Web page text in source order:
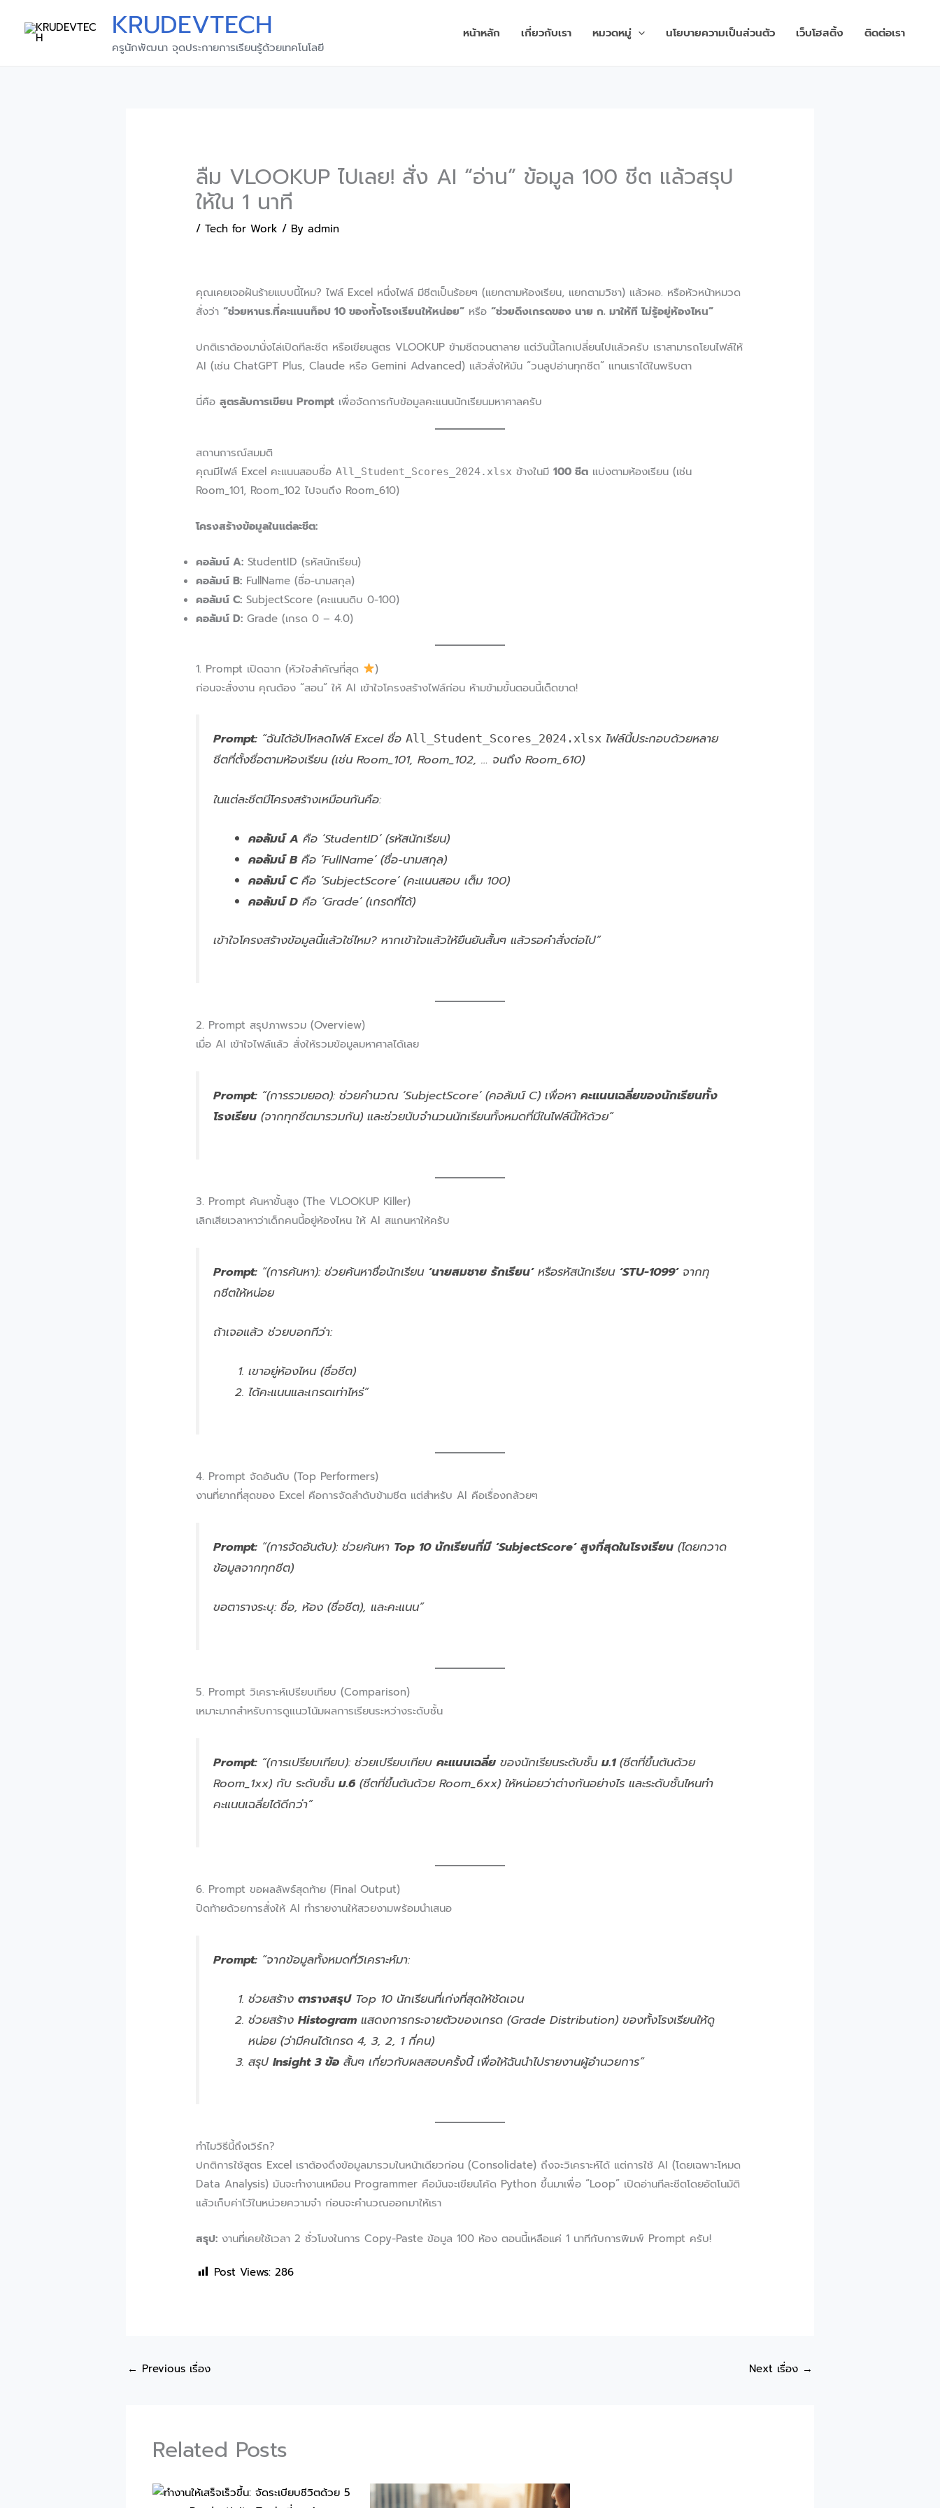
content
KRUDEVTECH
ครูนักพัฒนา จุดประกายการเรียนรู้ด้วยเทคโนโลยี
หน้าหลัก เกี่ยวกับเรา หมวดหมู่ นโยบายความเป็นส่วนตัว เว็บโฮสติ้ง ติดต่อเรา
ลืม VLOOKUP ไปเลย! สั่ง AI “อ่าน” ข้อมูล 100 ชีต แล้วสรุป
ให้ใน 1 นาที
/Tech for Work / Byadmin
คุณเคยเจอฝันร้ายแบบนี้ไหม? ไฟล์ Excel หนึ่งไฟล์ มีชีตเป็นร้อยๆ (แยกตามห้องเรียน, แยกตามวิชา) แล้วผอ. หรือหัวหน้าหมวด
สั่งว่า“ช่วยหานร.ที่คะแนนท็อป 10 ของทั้งโรงเรียนให้หน่อย” หรือ“ช่วยดึงเกรดของ นาย ก. มาให้ที ไม่รู้อยู่ห้องไหน”
ปกติเราต้องมานั่งไล่เปิดทีละชีต หรือเขียนสูตร VLOOKUP ข้ามชีตจนตาลาย แต่วันนี้โลกเปลี่ยนไปแล้วครับ เราสามารถโยนไฟล์ให้
AI (เช่น ChatGPT Plus, Claude หรือ Gemini Advanced) แล้วสั่งให้มัน “วนลูปอ่านทุกชีต” แทนเราได้ในพริบตา
นี่คือสูตรลับการเขียน Prompt เพื่อจัดการกับข้อมูลคะแนนนักเรียนมหาศาลครับ
สถานการณ์สมมติ
คุณมีไฟล์ Excel คะแนนสอบชื่อAll_Student_Scores_2024.xlsx ข้างในมี100 ชีต แบ่งตามห้องเรียน (เช่น
Room_101, Room_102 ไปจนถึง Room_610)
โครงสร้างข้อมูลในแต่ละชีต:
คอลัมน์ A: StudentID (รหัสนักเรียน)
คอลัมน์ B: FullName (ชื่อ-นามสกุล)
คอลัมน์ C: SubjectScore (คะแนนดิบ 0-100)
คอลัมน์ D: Grade (เกรด 0 – 4.0)
1. Prompt เปิดฉาก (หัวใจสำคัญที่สุด
)
ก่อนจะสั่งงาน คุณต้อง “สอน” ให้ AI เข้าใจโครงสร้างไฟล์ก่อน ห้ามข้ามขั้นตอนนี้เด็ดขาด!
Prompt: “ฉันได้อัปโหลดไฟล์ Excel ชื่อAll_Student_Scores_2024.xlsx ไฟล์นี้ประกอบด้วยหลาย
ชีตที่ตั้งชื่อตามห้องเรียน (เช่น Room_101, Room_102, … จนถึง Room_610)
ในแต่ละชีตมีโครงสร้างเหมือนกันคือ:
คอลัมน์ A คือ ‘StudentID’ (รหัสนักเรียน)
คอลัมน์ Bคือ ‘FullName’ (ชื่อ-นามสกุล)
คอลัมน์ Cคือ ‘SubjectScore’ (คะแนนสอบ เต็ม 100)
คอลัมน์ Dคือ ‘Grade’ (เกรดที่ได้)
เข้าใจโครงสร้างข้อมูลนี้แล้วใช่ไหม? หากเข้าใจแล้วให้ยืนยันสั้นๆ แล้วรอคำสั่งต่อไป”
2. Prompt สรุปภาพรวม (Overview)
เมื่อ AI เข้าใจไฟล์แล้ว สั่งให้รวมข้อมูลมหาศาลได้เลย
Prompt: “(การรวมยอด): ช่วยคำนวณ ‘SubjectScore’ (คอลัมน์ C) เพื่อหาคะแนนเฉลี่ยของนักเรียนทั้ง
โรงเรียน (จากทุกชีตมารวมกัน) และช่วยนับจำนวนนักเรียนทั้งหมดที่มีในไฟล์นี้ให้ด้วย”
3. Prompt ค้นหาขั้นสูง (The VLOOKUP Killer)
เลิกเสียเวลาหาว่าเด็กคนนี้อยู่ห้องไหน ให้ AI สแกนหาให้ครับ
Prompt: “(การค้นหา): ช่วยค้นหาชื่อนักเรียน ‘นายสมชาย รักเรียน’หรือรหัสนักเรียน ‘STU-1099’จากทุ
กชีตให้หน่อย
ถ้าเจอแล้ว ช่วยบอกทีว่า:
เขาอยู่ห้องไหน (ชื่อชีต)
ได้คะแนนและเกรดเท่าไหร่”
4. Prompt จัดอันดับ (Top Performers)
งานที่ยากที่สุดของ Excel คือการจัดลำดับข้ามชีต แต่สำหรับ AI คือเรื่องกล้วยๆ
Prompt: “(การจัดอันดับ): ช่วยค้นหา Top 10 นักเรียนที่มี ‘SubjectScore’ สูงที่สุดในโรงเรียน (โดยกวาด
ข้อมูลจากทุกชีต)
ขอตารางระบุ: ชื่อ, ห้อง (ชื่อชีต), และคะแนน”
5. Prompt วิเคราะห์เปรียบเทียบ (Comparison)
เหมาะมากสำหรับการดูแนวโน้มผลการเรียนระหว่างระดับชั้น
Prompt: “(การเปรียบเทียบ): ช่วยเปรียบเทียบคะแนนเฉลี่ย ของนักเรียนระดับชั้นม.1(ชีตที่ขึ้นต้นด้วย
Room_1xx) กับ ระดับชั้นม.6 (ชีตที่ขึ้นต้นด้วย Room_6xx) ให้หน่อยว่าต่างกันอย่างไร และระดับชั้นไหนทำ
คะแนนเฉลี่ยได้ดีกว่า”
6. Prompt ขอผลลัพธ์สุดท้าย (Final Output)
ปิดท้ายด้วยการสั่งให้ AI ทำรายงานให้สวยงามพร้อมนำเสนอ
Prompt: “จากข้อมูลทั้งหมดที่วิเคราะห์มา:
ช่วยสร้าง ตารางสรุปTop 10 นักเรียนที่เก่งที่สุดให้ชัดเจน
ช่วยสร้าง Histogramแสดงการกระจายตัวของเกรด (Grade Distribution) ของทั้งโรงเรียนให้ดู
หน่อย (ว่ามีคนได้เกรด 4, 3, 2, 1 กี่คน)
สรุป Insight 3 ข้อสั้นๆ เกี่ยวกับผลสอบครั้งนี้ เพื่อให้ฉันนำไปรายงานผู้อำนวยการ”
ทำไมวิธีนี้ถึงเวิร์ก?
ปกติการใช้สูตร Excel เราต้องดึงข้อมูลมารวมในหน้าเดียวก่อน (Consolidate) ถึงจะวิเคราะห์ได้ แต่การใช้ AI (โดยเฉพาะโหมด
Data Analysis) มันจะทำงานเหมือน Programmer คือมันจะเขียนโค้ด Python ขึ้นมาเพื่อ “Loop” เปิดอ่านทีละชีตโดยอัตโนมัติ
แล้วเก็บค่าไว้ในหน่วยความจำ ก่อนจะคำนวณออกมาให้เรา
สรุป: งานที่เคยใช้เวลา 2 ชั่วโมงในการ Copy-Paste ข้อมูล 100 ห้อง ตอนนี้เหลือแค่ 1 นาทีกับการพิมพ์ Prompt ครับ!
Post Views: 286
← Previous เรื่อง Next เรื่อง →
Related Posts